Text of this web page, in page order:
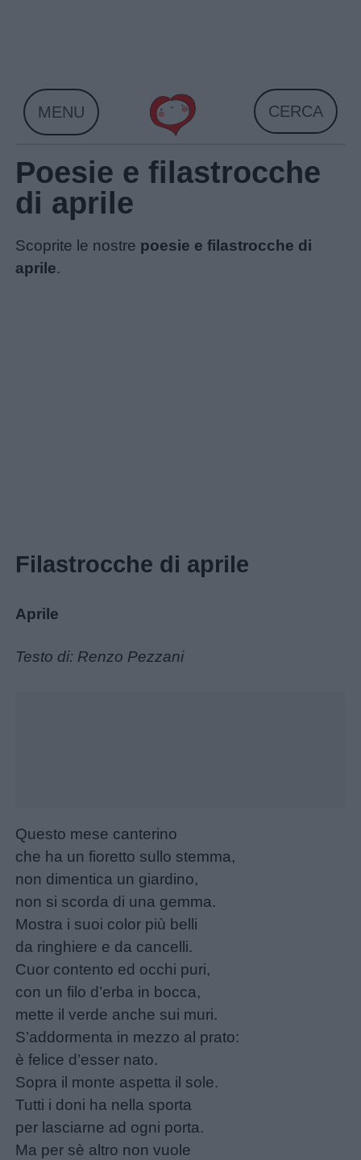
Home
Menu
MENU CERCA
Poesie e filastrocche
di aprile
Scoprite le nostre poesie e filastrocche di
aprile.
Filastrocche di aprile
Aprile
Testo di: Renzo Pezzani
Questo mese canterino
che ha un fioretto sullo stemma,
non dimentica un giardino,
non si scorda di una gemma.
Mostra i suoi color più belli
da ringhiere e da cancelli.
Cuor contento ed occhi puri,
con un filo d’erba in bocca,
mette il verde anche sui muri.
S’addormenta in mezzo al prato:
è felice d’esser nato.
Sopra il monte aspetta il sole.
Tutti i doni ha nella sporta
per lasciarne ad ogni porta.
Ma per sè altro non vuole